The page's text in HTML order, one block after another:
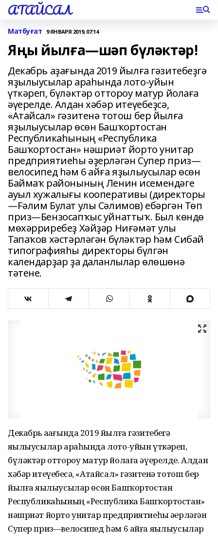
АТАЙСАЛ
Матбуғат 9 ЯНВАРЯ 2019, 07:14
Яңы йылға—шәп бүләктәр!
Декабрь аҙағында 2019 йылға гәзитебеҙгә
яҙылыусылар араһында лото-уйын
үткәреп, бүләктәр оттороу матур йолаға
әүерелде. Алдан хәбәр итеүебеҙсә,
«Атайсал» гәзитенә тотош бер йылға
яҙылыусылар өсөн Башҡортостан
Республикаһының «Республика
Башҡортостан» нәшриәт йорто унитар
предприятиеһы әҙерләгән Супер приз—
велосипед һәм 6 айға яҙылыусылар өсөн
Баймаҡ районының Ленин исемендәге
ауыл хужалығы кооперативы (директоры
—Fәлим Булат улы Сәлимов) ебәргән Төп
приз—Бензосапҡыс уйнаттыҡ. Был көндө
мөхәрриребеҙ Хәйҙәр Ниғәмәт улы
Тапаҡов хәстәрләгән бүләктәр һәм Сибай
типографияһы директоры бүлгән
календарҙар ҙа даланлылар өлөшөнә
тәтене.
Декабрь аҙағында 2019 йылға гәзитебеҙгә
яҙылыусылар араһында лото-уйын үткәреп,
бүләктәр оттороу матур йолаға әүерелде. Алдан
хәбәр итеүебеҙсә, «Атайсал» гәзитенә тотош бер
йылға яҙылыусылар өсөн Башҡортостан
Республикаһының «Республика Башҡортостан»
нәшриәт йорто унитар предприятиеһы әҙерләгән
Супер приз—велосипед һәм 6 айға яҙылыусылар